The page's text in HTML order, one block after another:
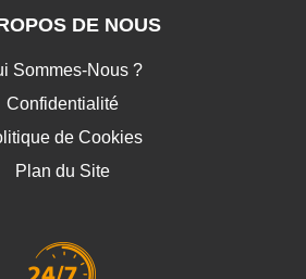
DE NOUS
Sommes-Nous ?
Confidentialité
de Cookies
Plan du Site